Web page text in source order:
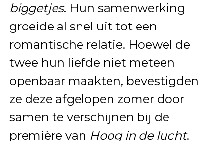
biggetjes. Hun samenwerking
groeide al snel uit tot een
romantische relatie. Hoewel de
twee hun liefde niet meteen
openbaar maakten, bevestigden
ze deze afgelopen zomer door
samen te verschijnen bij de
première van Hoog in de lucht.